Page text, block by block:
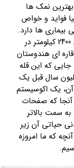
نمک ها
فواید و خواص
بیماری ها دارد.
هیمالیا، بلندترین کوهستان دنیا که به طول 2400 کیلومتر در
ای هندوستان
که این قله
سر به فلک کشیده اند، 250 میلیون سال قبل یک
یک اکوسیستم
که صفحات
سمت بالاتر
حیاتی آن زیر
که ما امروزه